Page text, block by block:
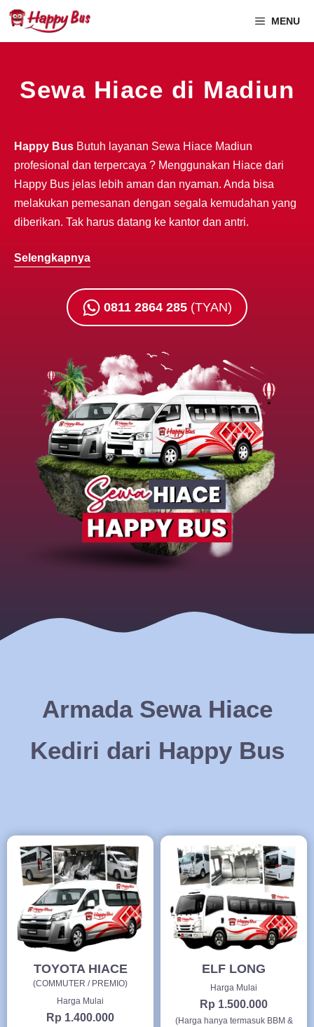
MENU
Sewa Hiace di Madiun
Happy Bus Butuh layanan Sewa Hiace Madiun
profesional dan terpercaya ? Menggunakan Hiace dari
Happy Bus jelas lebih aman dan nyaman. Anda bisa
melakukan pemesanan dengan segala kemudahan yang
diberikan. Tak harus datang ke kantor dan antri.
Selengkapnya
0811 2864 285 (TYAN)
Armada Sewa Hiace
Kediri dari Happy Bus
TOYOTA HIACE
(COMMUTER / PREMIO)
Harga Mulai
Rp 1.400.000
ELF LONG
Harga Mulai
Rp 1.500.000
(Harga hanya termasuk BBM &